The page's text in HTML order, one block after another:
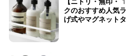
クのおすすめ人気
げ式やマグネット